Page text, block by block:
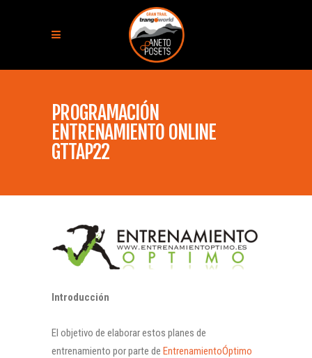
PROGRAMACIÓN
ENTRENAMIENTO ONLINE
GTTAP22
Introducción
El objetivo de elaborar estos planes de
entrenamiento por parte de EntrenamientoÓptimo